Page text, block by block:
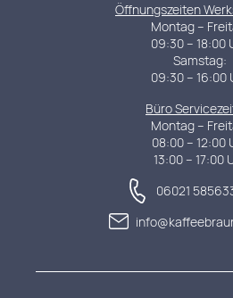
Öffnungszeiten
Montag –
09:30 – 18:00
Samstag:
09:30 – 16:00
Büro
Montag –
08:00 – 12:00
13:00 – 17:00
06021